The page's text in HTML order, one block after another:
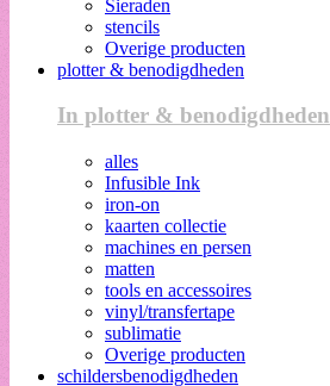
Sieraden
stencils
Overige producten
plotter & benodigdheden
In plotter & benodigdheden
alles
Infusible Ink
iron-on
kaarten collectie
machines en persen
matten
tools en accessoires
vinyl/transfertape
sublimatie
Overige producten
schildersbenodigdheden